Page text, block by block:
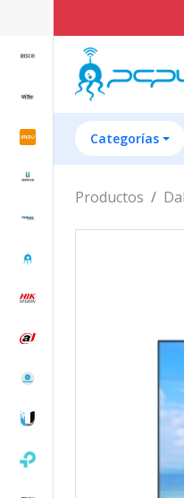
Categorías
Productos